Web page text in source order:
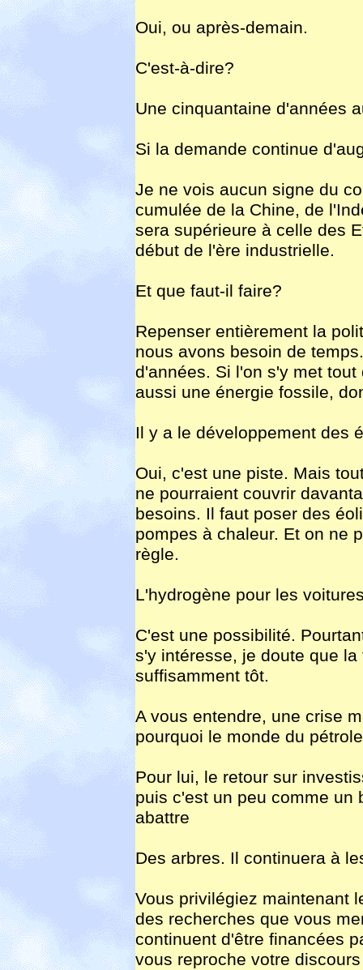
Oui, ou après-demain.
C'est-à-dire?
Une cinquantaine d'années
Si la demande continue
Je ne vois aucun signe du
cumulée de la Chine, de
sera supérieure à celle des
début de l'ère industrielle.
Et que faut-il faire?
Repenser entièrement la
nous avons besoin de
d'années. Si l'on s'y met
aussi une énergie fossile,
Il y a le développement des
Oui, c'est une piste. Mais
ne pourraient couvrir
besoins. Il faut poser des
pompes à chaleur. Et on ne
règle.
L'hydrogène pour les
C'est une possibilité.
s'y intéresse, je doute que
suffisamment tôt.
A vous entendre, une crise
pourquoi le monde du
Pour lui, le retour sur
puis c'est un peu comme un
abattre
Des arbres. Il continuera à
Vous privilégiez maintenant
des recherches que vous
continuent d'être financées
vous reproche votre